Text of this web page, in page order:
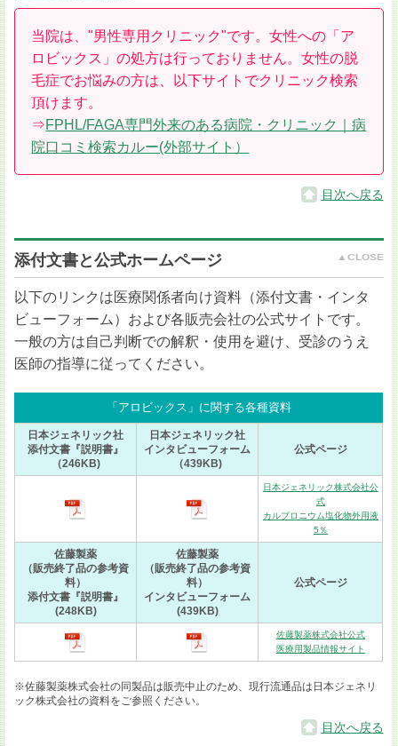
当院は、"男性専用クリニック"です。女性への「ア
ロビックス」の処方は行っておりません。女性の脱
毛症でお悩みの方は、以下サイトでクリニック検索
頂けます。
⇒FPHL/FAGA専門外来のある病院・クリニック｜病
院口コミ検索カルー(外部サイト）
目次へ戻る
添付文書と公式ホームページ
以下のリンクは医療関係者向け資料（添付文書・インタ
ビューフォーム）および各販売会社の公式サイトです。
一般の方は自己判断での解釈・使用を避け、受診のうえ
医師の指導に従ってください。
「アロビックス」に関する各種資料
日本ジェネリック社
添付文書『説明書』
（246KB)
日本ジェネリック社
インタビューフォーム
（439KB)
公式ページ
日本ジェネリック株式会社公
式
カルプロニウム塩化物外用液
5％
佐藤製薬
（販売終了品の参考資
料）
添付文書『説明書』
(248KB)
佐藤製薬
（販売終了品の参考資
料）
インタビューフォーム
(439KB)
公式ページ
佐藤製薬株式会社公式
医療用製品情報サイト
※佐藤製薬株式会社の同製品は販売中止のため、現行流通品は日本ジェネリ
ック株式会社の資料をご参照ください。
目次へ戻る